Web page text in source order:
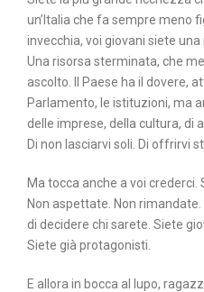
un’Italia che fa sempre meno
invecchia, voi giovani siete
Una risorsa sterminata, che
ascolto. Il Paese ha il dovere,
Parlamento, le istituzioni, ma
delle imprese, della cultura, di
Di non lasciarvi soli. Di offrirvi
Ma tocca anche a voi crederci.
Non aspettate. Non
di decidere chi sarete. Siete
Siete già protagonisti.
E allora in bocca al lupo,